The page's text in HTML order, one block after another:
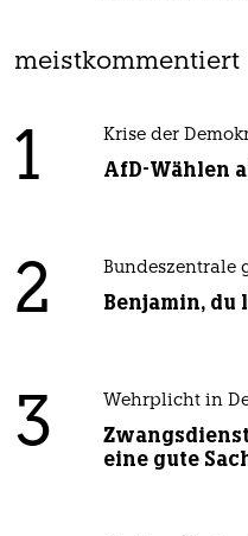
meistkommentiert
1 Krise der
AfD-Wählen
2 Bundeszentrale
Benjamin,
3 Wehrplicht in
eine gute